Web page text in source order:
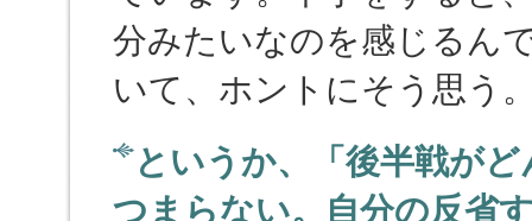
分みたいなのを感じるん
いて、ホントにそう思う
というか、「後半戦が
つまらない。自分の反省